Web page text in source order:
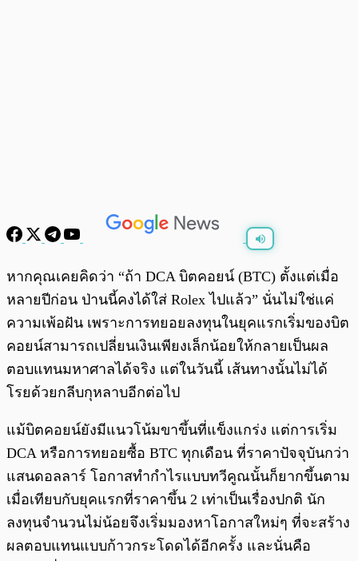
พร้อมเล่น 0:00/ 0:00
หากคุณเคยคิดว่า “ถ้า DCA บิตคอยน์ (BTC) ตั้งแต่เมื่อ
หลายปีก่อน ป่านนี้คงได้ใส่ Rolex ไปแล้ว” นั่นไม่ใช่แค่
ความเพ้อฝัน เพราะการทยอยลงทุนในยุคแรกเริ่มของบิต
คอยน์สามารถเปลี่ยนเงินเพียงเล็กน้อยให้กลายเป็นผล
ตอบแทนมหาศาลได้จริง แต่ในวันนี้ เส้นทางนั้นไม่ได้
โรยด้วยกลีบกุหลาบอีกต่อไป
แม้บิตคอยน์ยังมีแนวโน้มขาขึ้นที่แข็งแกร่ง แต่การเริ่ม
DCA หรือการทยอยซื้อ BTC ทุกเดือน ที่ราคาปัจจุบันกว่า
แสนดอลลาร์ โอกาสทำกำไรแบบทวีคูณนั้นก็ยากขึ้นตาม
เมื่อเทียบกับยุคแรกที่ราคาขึ้น 2 เท่าเป็นเรื่องปกติ นัก
ลงทุนจำนวนไม่น้อยจึงเริ่มมองหาโอกาสใหม่ๆ ที่จะสร้าง
ผลตอบแทนแบบก้าวกระโดดได้อีกครั้ง และนั่นคือ